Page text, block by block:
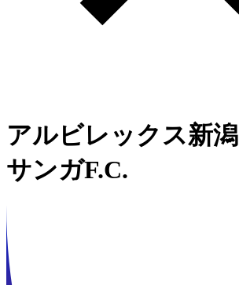
アルビレックス新潟
サンガF.C.